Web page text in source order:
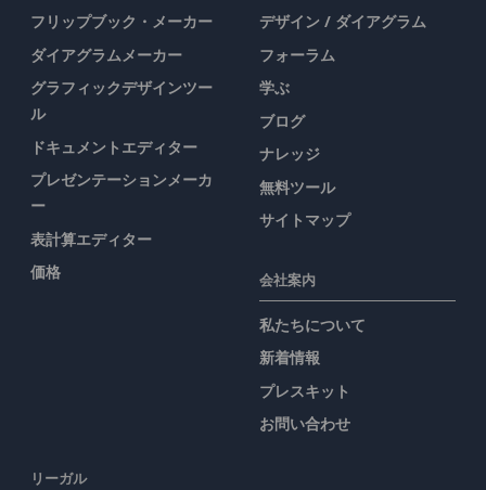
フリップブック・メーカー
ダイアグラムメーカー
グラフィックデザインツー
ル
ドキュメントエディター
プレゼンテーションメーカ
ー
表計算エディター
価格
デザイン / ダイアグラム
フォーラム
学ぶ
ブログ
ナレッジ
無料ツール
サイトマップ
会社案内
私たちについて
新着情報
プレスキット
お問い合わせ
リーガル